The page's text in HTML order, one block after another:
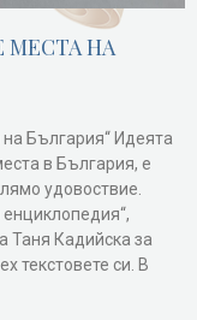
НА
България“ Идеята
в България, е
удовоствие.
Таня Кадийска за
текстовете си. В